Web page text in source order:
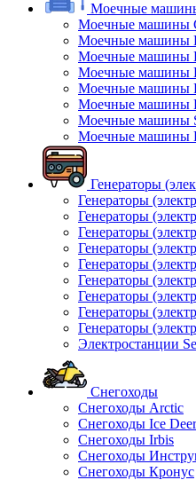
Моечные
Моечные машины
Моечные машины
Моечные машины
Моечные машины
Моечные машины
Моечные машины
Моечные машины
Моечные
Генераторы
Генераторы
Генераторы
Генераторы
Генераторы
Генераторы
Генераторы
Генераторы
Генераторы
Генераторы
Электростанции
Снегоходы
Снегоходы Arctic
Снегоходы Ice Deer
Снегоходы Irbis
Снегоходы
Снегоходы Кронус